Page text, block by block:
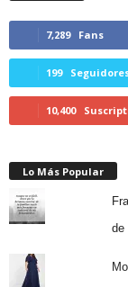
7,289 Fans
199
10,400
Lo Más Popular
de